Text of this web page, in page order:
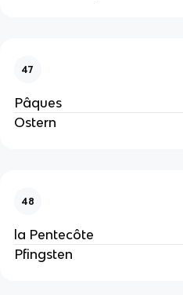
47
Pâques
Ostern
48
la Pentecôte
Pfingsten